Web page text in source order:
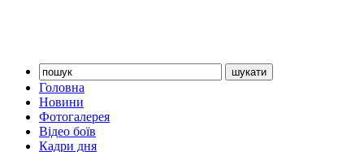
Головна
Новини
Фотогалерея
Відео боїв
Кадри дня